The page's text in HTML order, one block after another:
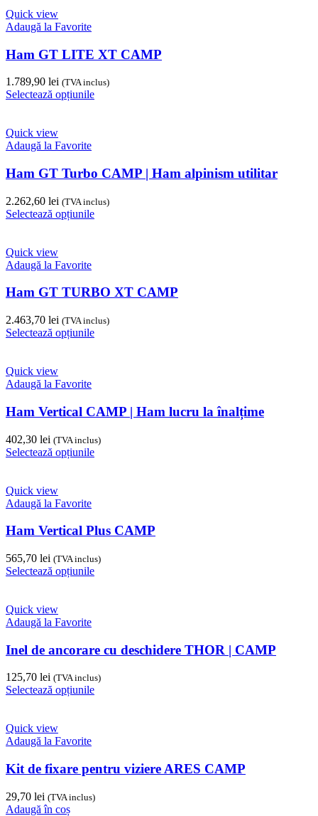
Quick view
Adaugă la Favorite
Ham GT LITE XT CAMP
1.789,90 lei (TVA inclus)
Selectează opțiunileAcest
Opțiunile
pot
fi
alese
în
Quick view
Adaugă la Favorite
Ham GT Turbo CAMP | Ham alpinism utilitar
2.262,60 lei (TVA inclus)
Selectează opțiunileAcest
Opțiunile
fi
alese
în
Quick view
Adaugă la Favorite
Ham GT TURBO XT CAMP
2.463,70 lei (TVA inclus)
Selectează opțiunileAcest
Opțiunile
pot
fi
alese
în
Quick view
Adaugă la Favorite
Ham Vertical CAMP | Ham lucru la înalțime
402,30 lei (TVA inclus)
Selectează opțiunileAcest
Opțiunile
fi
alese
în
Quick view
Adaugă la Favorite
Ham Vertical Plus CAMP
565,70 lei (TVA inclus)
Selectează opțiunileAcest
Opțiunile
pot
fi
alese
în
Quick view
Adaugă la Favorite
Inel de ancorare cu deschidere THOR | CAMP
125,70 lei (TVA inclus)
Selectează opțiunileAcest
Opțiunile
pot
fi
alese
Quick view
Adaugă la Favorite
Kit de fixare pentru viziere ARES CAMP
29,70 lei (TVA inclus)
Adaugă în coș